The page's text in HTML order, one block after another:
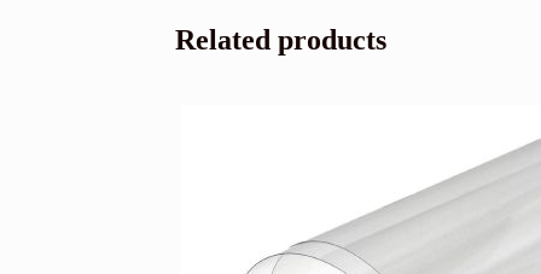
Related products